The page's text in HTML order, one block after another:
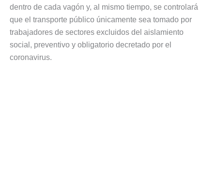
dentro de cada vagón y, al mismo tiempo, se controlará
que el transporte público únicamente sea tomado por
trabajadores de sectores excluidos del aislamiento
social, preventivo y obligatorio decretado por el
coronavirus.